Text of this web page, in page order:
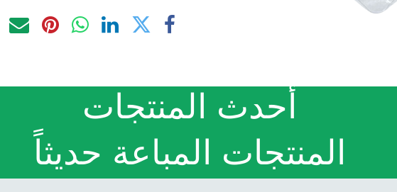
أحدث المنتجات
المنتجات المباعة حديثاً